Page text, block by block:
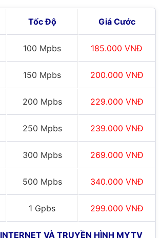
Tốc Độ Giá Cước
100 Mpbs 185.000 VNĐ
150 Mpbs 200.000 VNĐ
200 Mpbs 229.000 VNĐ
250 Mpbs 239.000 VNĐ
300 Mpbs 269.000 VNĐ
500 Mpbs 340.000 VNĐ
1 Gpbs 299.000 VNĐ
VÀ TRUYỀN HÌNH MYTV